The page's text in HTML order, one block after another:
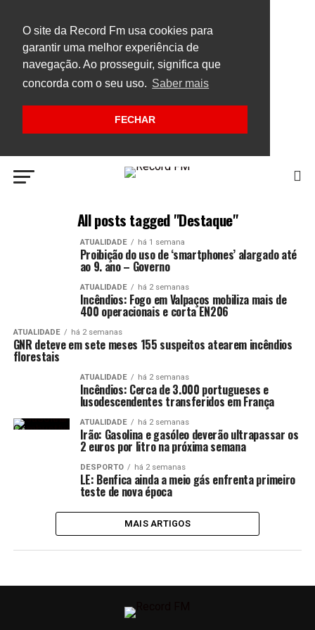
O site da Record Fm usa cookies para
garantir uma melhor experiência de
navegação. Ao prosseguir, significa que
concorda com o seu uso. Saber mais
FECHAR
All posts tagged "Destaque"
ATUALIDADE há 1 semana
Proibição do uso de ‘smartphones’ alargado até
ao 9. ano – Governo
ATUALIDADE há 2 semanas
Incêndios: Fogo em Valpaços mobiliza mais de
400 operacionais e corta EN206
ATUALIDADE há 2 semanas
GNR deteve em sete meses 155 suspeitos atearem incêndios
florestais
ATUALIDADE há 2 semanas
Incêndios: Cerca de 3.000 portugueses e
lusodescendentes transferidos em França
ATUALIDADE há 2 semanas
Irão: Gasolina e gasóleo deverão ultrapassar os
2 euros por litro na próxima semana
DESPORTO há 2 semanas
LE: Benfica ainda a meio gás enfrenta primeiro
teste de nova época
MAIS ARTIGOS